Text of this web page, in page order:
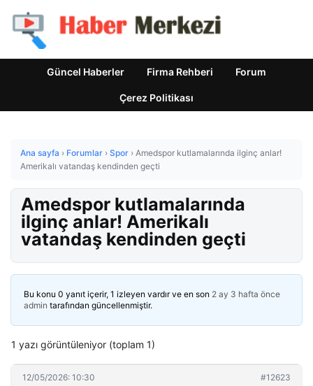
Güncel Haberler Firma Rehberi Forum
Çerez Politikası
Ana sayfa › Forumlar › Spor › Amedspor kutlamalarında ilginç anlar!
Amerikalı vatandaş kendinden geçti
Amedspor kutlamalarında
ilginç anlar! Amerikalı
vatandaş kendinden geçti
Bu konu 0 yanıt içerir, 1 izleyen vardır ve en son 2 ay 3 hafta önce
admin tarafından güncellenmiştir.
1 yazı görüntüleniyor (toplam 1)
12/05/2026: 10:30 #12623